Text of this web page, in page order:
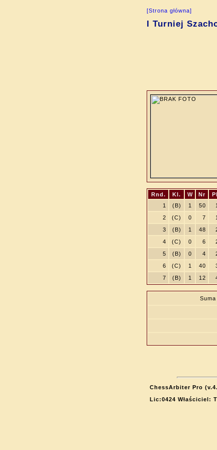
[Strona główna]
I Turniej
Rnd. Kl. W Nr
1
(B) 1 50
2
(C) 0 7
3
(B) 1 48
4
(C) 0 6
5
(B) 0 4
6
(C) 1 40
7
(B) 1 12
ChessArbiter Pro
Lic:0424 Właściciel: